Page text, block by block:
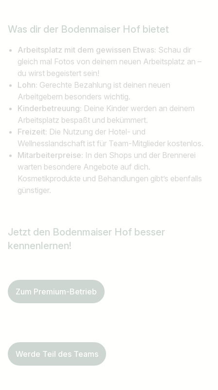
Was dir der Bodenmaiser Hof bietet
Arbeitsplatz mit dem gewissen Etwas: Schau dir
gleich mal Fotos von deinem neuen Arbeitsplatz an –
du wirst begeistert sein!
Lohn: Gerechte Bezahlung ist deinen neuen
Arbeitgebern besonders wichtig.
Kinderbetreuung: Deine Kinder werden an deinem
Arbeitsplatz bespaßt und bekümmert.
Freizeit: Die Nutzung der Hotel- und
Wellnesslandschaft ist für Team-Mitglieder kostenlos.
Mitarbeiterpreise: In den Shops und der Brennerei
warten besondere Angebote auf dich.
Kosmetikprodukte und Behandlungen gibt’s ebenfalls
günstiger.
Jetzt den Bodenmaiser Hof besser
kennenlernen!
Zum Premium-Betrieb
Werde Teil des Teams